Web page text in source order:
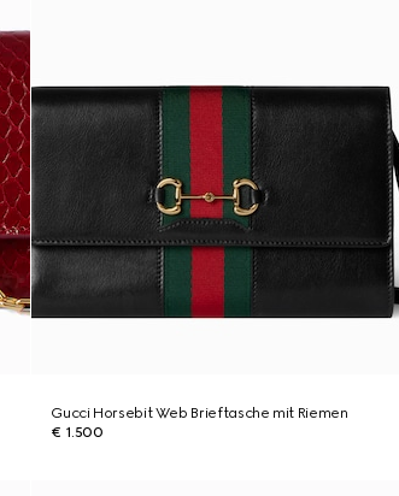
Gucci Horsebit Web Brieftasche mit Riemen
€ 1.500